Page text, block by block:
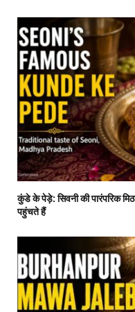
कुंडे के पेड़े: सिवनी की पारंपरिक
पहुंचते हैं